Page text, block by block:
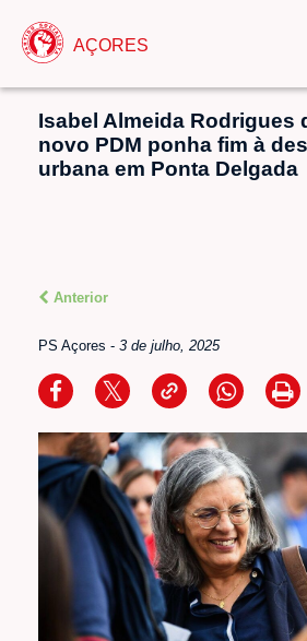
AÇORES
Isabel Almeida Rodrigues
novo PDM ponha fim à
urbana em Ponta Delgada
Anterior
PS Açores - 3 de julho, 2025